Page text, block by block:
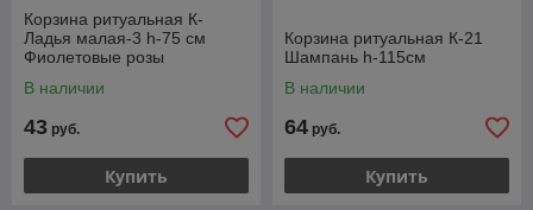
Корзина ритуальная К-
Ладья малая-3 h-75 см
Фиолетовые розы
В наличии
43 руб.
Купить
Корзина ритуальная К-21
Шампань h-115см
В наличии
64 руб.
Купить